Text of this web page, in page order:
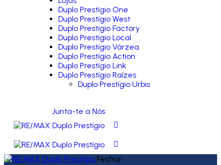
Duplo Prestígio One
Duplo Prestígio West
Duplo Prestígio Factory
Duplo Prestígio Local
Duplo Prestígio Várzea
Duplo Prestígio Action
Duplo Prestígio Link
Duplo Prestígio Raízes
Duplo Prestígio Urbis
Junta-te a Nós
Fechar